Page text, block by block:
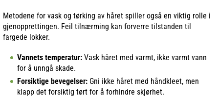
Metodene for vask og tørking av håret spiller også en viktig rolle i
gjenopprettingen. Feil tilnærming kan forverre tilstanden til
fargede lokker.
Vannets temperatur: Vask håret med varmt, ikke varmt vann
for å unngå skade.
Forsiktige bevegelser: Gni ikke håret med håndkleet, men
klapp det forsiktig tørt for å forhindre skjørhet.